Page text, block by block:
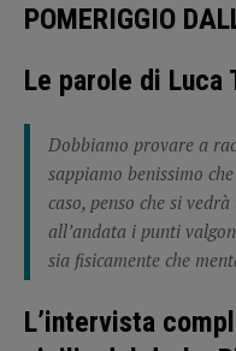
POMERIGGIO
Le parole di Luca
Dobbiamo provare a
sappiamo benissimo
caso, penso che si
all’andata i punti
sia fisicamente che
L’intervista